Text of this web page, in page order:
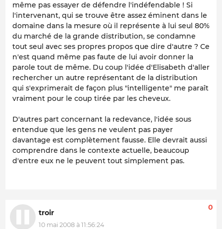
même pas essayer de défendre l'indéfendable ! Si
l'intervenant, qui se trouve être assez éminent dans le
domaine dans la mesure où il représente à lui seul 80%
du marché de la grande distribution, se condamne
tout seul avec ses propres propos que dire d'autre ? Ce
n'est quand même pas faute de lui avoir donner la
parole tout de même. Du coup l'idée d'Elisabeth d'aller
rechercher un autre représentant de la distribution
qui s'exprimerait de façon plus "intelligente" me paraît
vraiment pour le coup tirée par les cheveux.
D'autres part concernant la redevance, l'idée sous
entendue que les gens ne veulent pas payer
davantage est complètement fausse. Elle devrait aussi
comprendre dans le contexte actuelle, beaucoup
d'entre eux ne le peuvent tout simplement pas.
troir
10 mai 2008 à 11:56:24
0